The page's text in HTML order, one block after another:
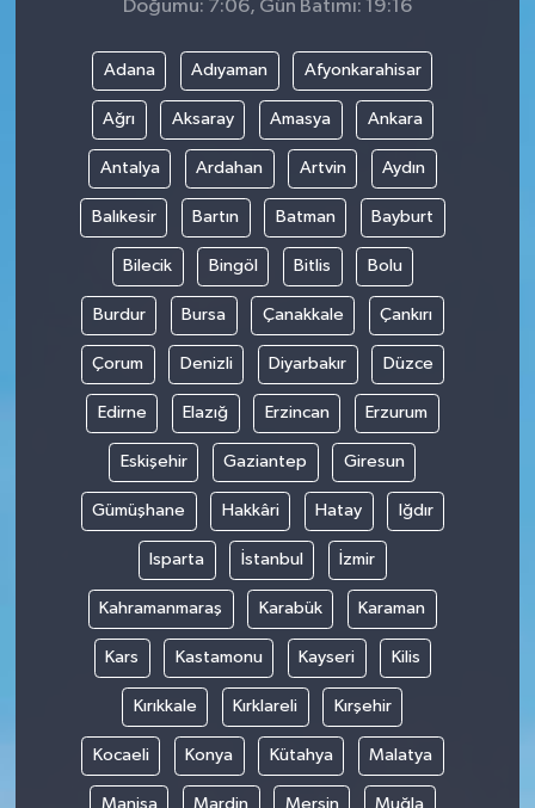
Doğumu: 7:06, Gün Batımı: 19:16
Adana Adıyaman Afyonkarahisar
Ağrı Aksaray Amasya Ankara
Antalya Ardahan Artvin Aydın
Balıkesir Bartın Batman Bayburt
Bilecik Bingöl Bitlis Bolu
Burdur Bursa Çanakkale Çankırı
Çorum Denizli Diyarbakır Düzce
Edirne Elazığ Erzincan Erzurum
Eskişehir Gaziantep Giresun
Gümüşhane Hakkâri Hatay Iğdır
Isparta İstanbul İzmir
Kahramanmaraş Karabük Karaman
Kars Kastamonu Kayseri Kilis
Kırıkkale Kırklareli Kırşehir
Kocaeli Konya Kütahya Malatya
Manisa Mardin Mersin Muğla